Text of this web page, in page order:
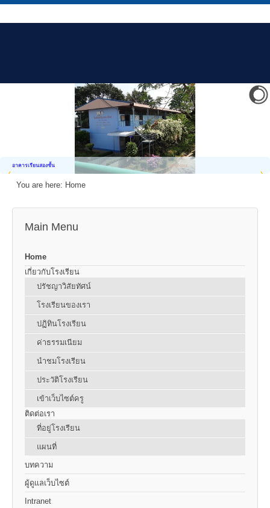
อาคารเรียนสองชั้น
You are here: Home
Main Menu
Home
เกี่ยวกับโรงเรียน
ปรัชญาวิสัยทัศน์
โรงเรียนของเรา
ปฏิทินโรงเรียน
ค่าธรรมเนียม
นำชมโรงเรียน
ประวัติโรงเรียน
เข้าเว็บไซต์ครู
ติดต่อเรา
ที่อยู่โรงเรียน
แผนที่
บทความ
ผู้ดูแลเว็บไซต์
Intranet